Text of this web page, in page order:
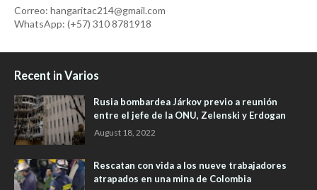
Correo: hangaritac214@gmail.com
WhatsApp: (+57) 310 8781918
Recent in Varios
Rusia bombardea Járkov previo a reunión
entre el jefe de la ONU, Zelenski y Erdogan
August 18, 2022
Rescatan con vida a los nueve trabajadores
atrapados en una mina de Colombia